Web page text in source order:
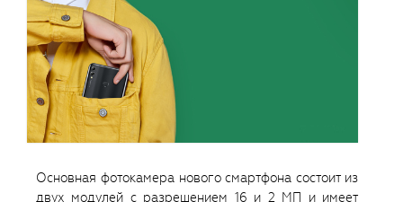
Основная фотокамера нового смартфона состоит из
двух модулей с разрешением 16 и 2 МП и имеет